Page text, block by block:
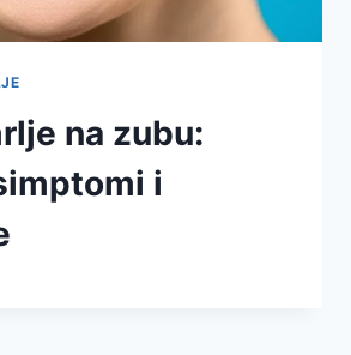
na zubu:
i